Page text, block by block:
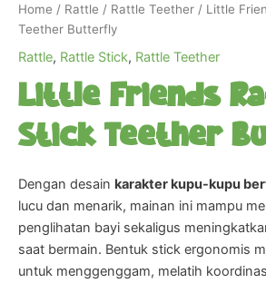
Home / Rattle / Rattle Teether / Little
Teether Butterfly
Rattle, Rattle Stick, Rattle Teether
Little Friends
Stick Teether
Dengan desain karakter kupu-kupu
lucu dan menarik, mainan ini mampu
penglihatan bayi sekaligus
saat bermain. Bentuk stick ergonomis
untuk menggenggam, melatih